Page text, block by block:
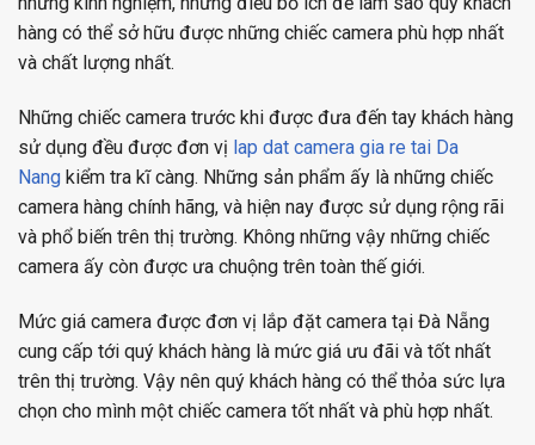
hàng có thể sở hữu được những chiếc camera phù hợp nhất
và chất lượng nhất.
Những chiếc camera trước khi được đưa đến tay khách hàng
sử dụng đều được đơn vị lap dat camera gia re tai Da
Nang kiểm tra kĩ càng. Những sản phẩm ấy là những chiếc
camera hàng chính hãng, và hiện nay được sử dụng rộng rãi
và phổ biến trên thị trường. Không những vậy những chiếc
camera ấy còn được ưa chuộng trên toàn thế giới.
Mức giá camera được đơn vị lắp đặt camera tại Đà Nẵng
cung cấp tới quý khách hàng là mức giá ưu đãi và tốt nhất
trên thị trường. Vậy nên quý khách hàng có thể thỏa sức lựa
chọn cho mình một chiếc camera tốt nhất và phù hợp nhất.